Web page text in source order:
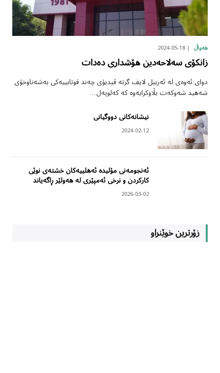
هەواڵ 2024-05-18
زانکۆی سەلاحەدین هۆشداری دەدات
دوای ئەوەی لە ئەربیل لایف گرتە ڤیدیۆی چەند قوتابییەکی بەشەناوخۆی
شەهید شەوکەت بڵاوکرایەوە کە کەلوپەل…
نیشانەکانی دووگیانی
2024-02-12
ئەنجومەنی مۆلیدە ئەهلییەکان خشتەی نوێی
کارکردن و نرخی ئەمپێری لە هەولێر ڕاگەیاند
2026-03-02
زۆرترین خوێنراو